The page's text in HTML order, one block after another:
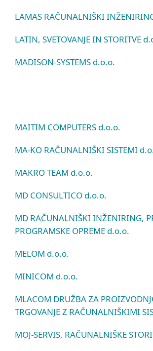
LAMAS RAČUNALNIŠKI
LATIN, SVETOVANJE IN STORITVE
MADISON-SYSTEMS d.o.o.
MAITIM COMPUTERS d.o.o.
MA-KO RAČUNALNIŠKI SISTEMI
MAKRO TEAM d.o.o.
MD CONSULTICO d.o.o.
MD RAČUNALNIŠKI INŽENIRING,
PROGRAMSKE OPREME d.o.o.
MELOM d.o.o.
MINICOM d.o.o.
MLACOM DRUŽBA ZA
TRGOVANJE Z RAČUNALNIŠKIMI
MOJ-SERVIS, RAČUNALNIŠKE